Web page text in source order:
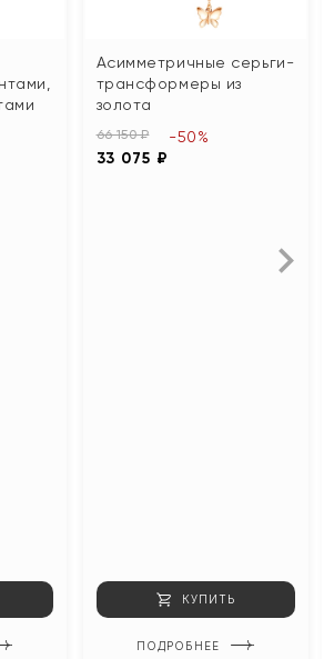
Асимметричные серьги-
трансформеры из
золота
66 150 ₽
33 075 ₽
-50%
КУПИТЬ
ПОДРОБНЕЕ